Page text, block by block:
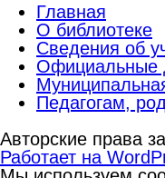
Главная
О библиотеке
Сведения об
Официальные
Педагогам,
Авторские права
Работает на